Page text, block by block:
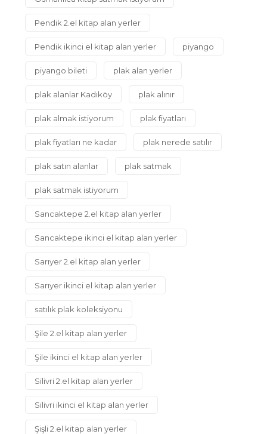
Pendik 2.el kitap alan yerler
Pendik ikinci el kitap alan yerler piyango
piyango bileti plak alan yerler
plak alanlar Kadıköy plak alınır
plak almak istiyorum plak fiyatları
plak fiyatları ne kadar plak nerede satılır
plak satın alanlar plak satmak
plak satmak istiyorum
Sancaktepe 2.el kitap alan yerler
Sancaktepe ikinci el kitap alan yerler
Sarıyer 2.el kitap alan yerler
Sarıyer ikinci el kitap alan yerler
satılık plak koleksiyonu
Şile 2.el kitap alan yerler
Şile ikinci el kitap alan yerler
Silivri 2.el kitap alan yerler
Silivri ikinci el kitap alan yerler
Şişli 2.el kitap alan yerler